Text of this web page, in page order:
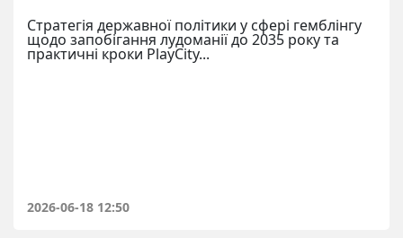
Стратегія державної політики у сфері гемблінгу
щодо запобігання лудоманії до 2035 року та
практичні кроки PlayCity...
2026-06-18 12:50